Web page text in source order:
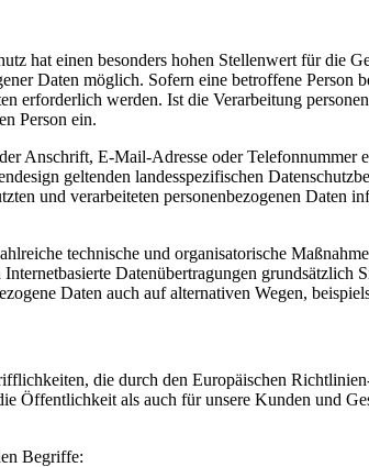
hat einen besonders hohen Stellenwert für die
Daten möglich. Sofern eine betroffene Person
erforderlich werden. Ist die Verarbeitung
Person ein.
Anschrift, E-Mail-Adresse oder
geltenden landesspezifischen
und verarbeiteten personenbezogenen Daten
technische und organisatorische
Datenübertragungen
Daten auch auf alternativen Wegen,
die durch den Europäischen
als auch für unsere Kunden und
Begriffe: